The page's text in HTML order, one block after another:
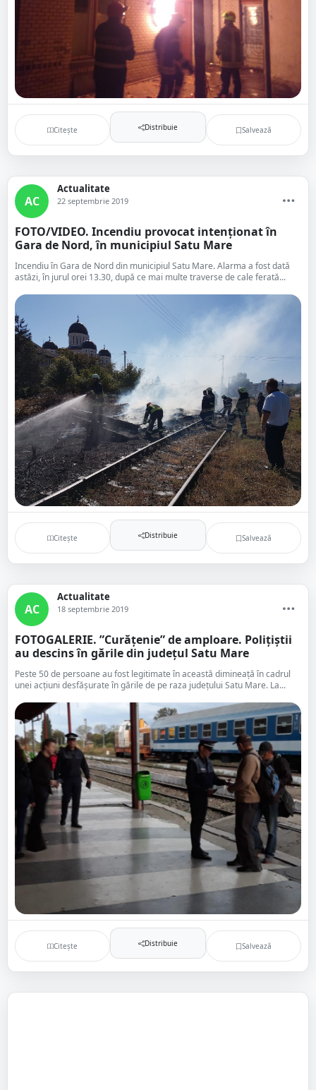
Citește Distribuie Salvează
AC
Actualitate
22 septembrie 2019
FOTO/VIDEO. Incendiu provocat intenționat în
Gara de Nord, în municipiul Satu Mare
Incendiu în Gara de Nord din municipiul Satu Mare. Alarma a fost dată
astăzi, în jurul orei 13.30, după ce mai multe traverse de cale ferată...
Citește Distribuie Salvează
AC
Actualitate
18 septembrie 2019
FOTOGALERIE. ”Curățenie” de amploare. Polițiștii
au descins în gările din județul Satu Mare
Peste 50 de persoane au fost legitimate în această dimineață în cadrul
unei acțiuni desfășurate în gările de pe raza județului Satu Mare. La...
Citește Distribuie Salvează